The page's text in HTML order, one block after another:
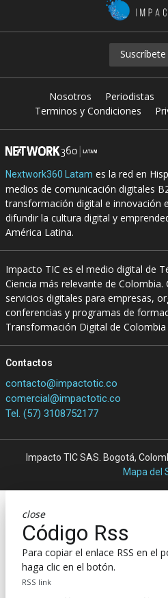
Suscríbete
Nosotros Periodistas
Terminos y Condiciones
Nextwork360 Latam es la red en
medios de comunicación digitales
transformación digital e innovación
difundir la cultura digital y
América Latina.
Impacto TIC es el medio digital de
Ciencia más relevante de
servicios digitales para empresas,
conferencias y programas de
Transformación Digital de
Contactos
contacto@impactotic.co
comercial@impactotic.co
Tel. (57) 3108752177
Impacto TIC SAS. Bogotá,
Mapa del
close
Código Rss
Para copiar el enlace RSS en el
haga clic en el botón.
RSS link